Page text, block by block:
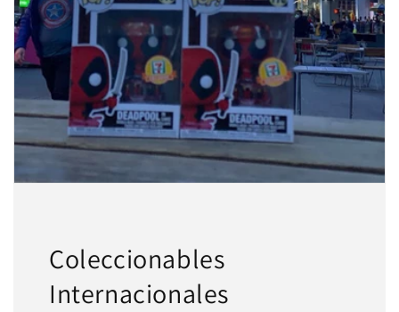
Coleccionables
Internacionales
Agrega tu producto al carrito yelige
pagar con Meses sin Tarjeta.
En tu cuenta de Mercado Pago, elige
la cantidad de meses y confirma.
3 Paga mes a mescon saldo disponible,
débito u otros medios.
Crédito sujeto a aprobación.
¿Tienes dudas? Consulta nuestraAyuda.